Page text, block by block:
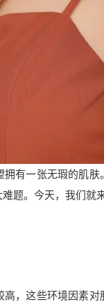
有一张无瑕的肌
题。今天，我们就
高，这些环境因素